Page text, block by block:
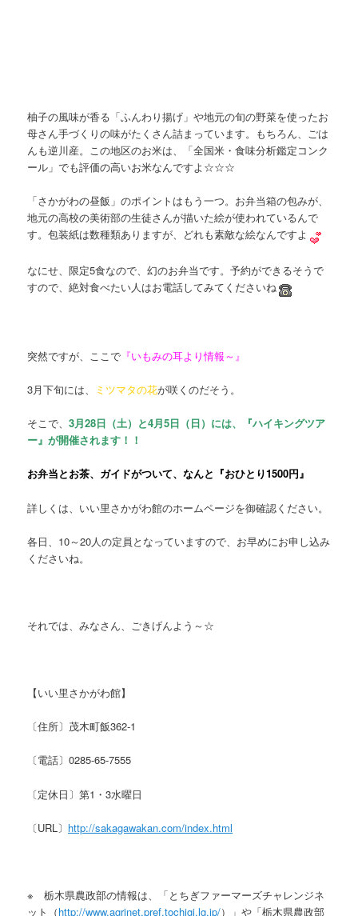
柚子の風味が香る「ふんわり揚げ」や地元の旬の野菜を使ったお
母さん手づくりの味がたくさん詰まっています。もちろん、ごは
んも逆川産。この地区のお米は、
「全国米・食味分析鑑定コンク
ール」でも評価の高いお米なんですよ☆☆☆
「さかがわの昼飯」のポイントはもう一つ。お弁当箱の包みが、
地元の高校の美術部の生徒さんが描いた絵が使われているんで
す。包装紙は数種類ありますが、どれも素敵な絵なんですよ
なにせ、限定5食なので、幻のお弁当です。予約ができるそうで
すので、絶対食べたい人はお電話してみてくださいね
突然ですが、ここで 『いもみの耳より情報～』
3月下旬には、 ミツマタの花が咲くのだそう。
そこで、3月28日（土）と4月5日（日）には、『ハイキングツア
ー』が開催されます！！
お弁当とお茶、ガイドがついて、なんと『おひとり1500円』
詳しくは、いい里さかがわ館のホームページを御確認ください。
各日、10～20人の定員となっていますので、お早めにお申し込み
くださいね。
それでは、みなさん、ごきげんよう～☆
【いい里さかがわ館】
〔住所〕茂木町飯362-1
〔電話〕0285-65-7555
〔定休日〕第1・3水曜日
〔URL〕 http://sakagawakan.com/index.html
※ 栃木県農政部の情報は、「とちぎファーマーズチャレンジネ
ット（http://www.agrinet.pref.tochigi.lg.jp/）」や「栃木県農政部